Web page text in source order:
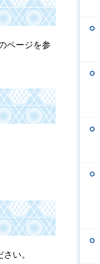
ページを参
い。